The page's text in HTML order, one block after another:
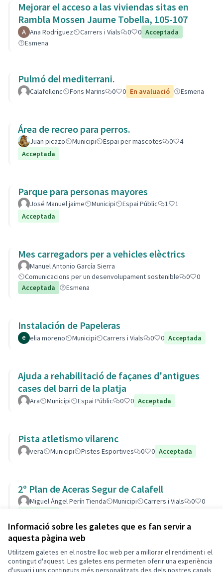
Informació sobre les galetes que es fan servir a
aquesta pàgina web
Utilitzem galetes en el nostre lloc web per a millorar el rendiment i el
contingut d'aquest. Les galetes ens permeten oferir una experiència
d'usuari i uns continguts més personalitzats des dels nostres canals
Mejorar el acceso a las viviendas sitas en
Rambla Mossen Jaume Tobella, 105-107
Ana Rodriguez Carrers i Vials 0 0 Acceptada
Esmena
Pulmó del mediterrani.
Calafellenc Fons Marins 0 0 En avaluació Esmena
Área de recreo para perros.
Juan picazo Municipi Espai per mascotes 0
4
Acceptada
Parque para personas mayores
José Manuel jaime Municipi Espai Públic 1
1
Acceptada
Mes carregadors per a vehicles elèctrics
Manuel Antonio García Sierra
Comunicacions per un desenvolupament sostenible
0
0
Acceptada
Esmena
Instalación de Papeleras
elia moreno Municipi Carrers i Vials 0 0 Acceptada
Ajuda a rehabilitació de façanes d'antigues
cases del barri de la platja
Ara Municipi Espai Públic 0 0 Acceptada
Pista atletismo vilarenc
vera Municipi Pistes Esportives 0 0 Acceptada
2º Plan de Aceras Segur de Calafell
Miguel Ángel Perín Tienda Municipi Carrers i Vials 0
0
Termes i condicions d'ús
Configuració de les galetes